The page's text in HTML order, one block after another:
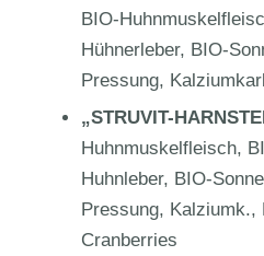
BIO-
Hühnerleber, BIO-
Pressung,
„STRUVIT-
Huhnmuskelfleisch,
Huhnleber, BIO-
Pressung, Kalziumk.,
Cranberries